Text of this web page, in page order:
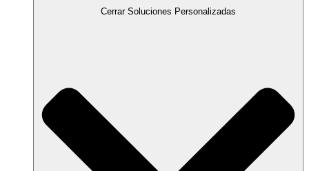
Cerrar Soluciones Personalizadas